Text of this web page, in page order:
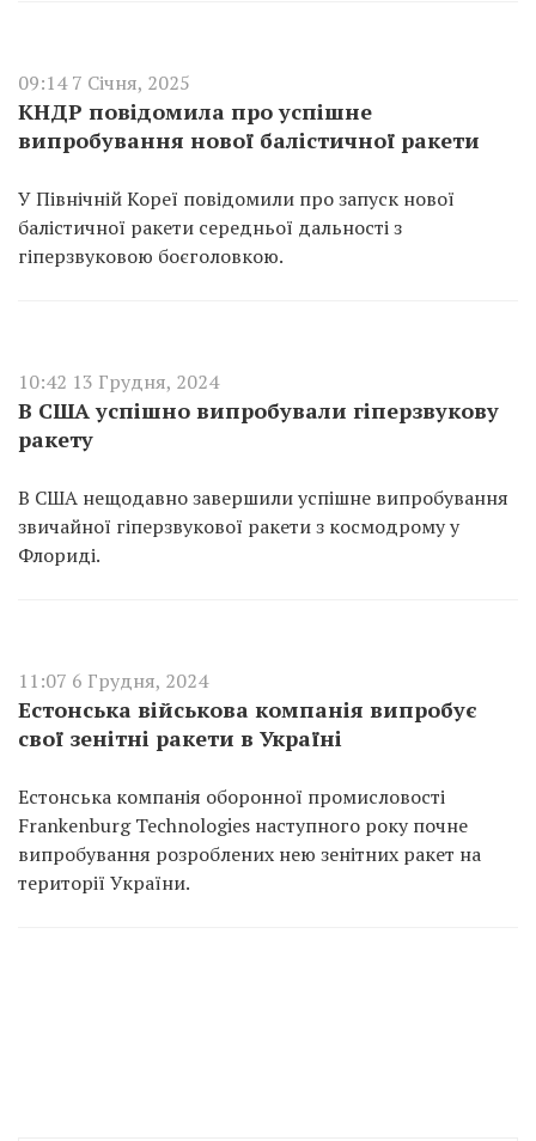
09:14 7 Січня, 2025
КНДР повідомила про успішне
випробування нової балістичної ракети
У Північній Кореї повідомили про запуск нової
балістичної ракети середньої дальності з
гіперзвуковою боєголовкою.
10:42 13 Грудня, 2024
В США успішно випробували гіперзвукову
ракету
В США нещодавно завершили успішне випробування
звичайної гіперзвукової ракети з космодрому у
Флориді.
11:07 6 Грудня, 2024
Естонська військова компанія випробує
свої зенітні ракети в Україні
Естонська компанія оборонної промисловості
Frankenburg Technologies наступного року почне
випробування розроблених нею зенітних ракет на
території України.